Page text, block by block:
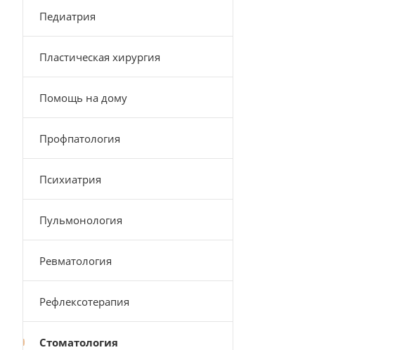
Педиатрия
Пластическая хирургия
Помощь на дому
Профпатология
Психиатрия
Пульмонология
Ревматология
Рефлексотерапия
Стоматология